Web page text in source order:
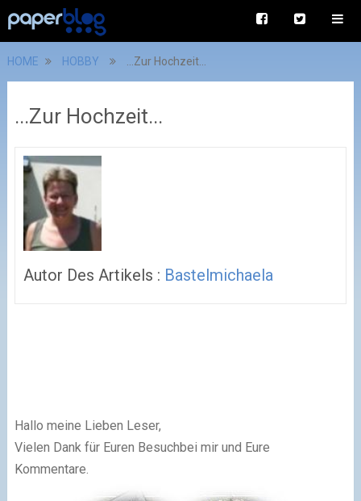
HOME HOBBY ...Zur Hochzeit...
...Zur Hochzeit...
Autor Des Artikels : Bastelmichaela
Hallo meine Lieben Leser,
Vielen Dank für Euren Besuchbei mir und Eure
Kommentare.